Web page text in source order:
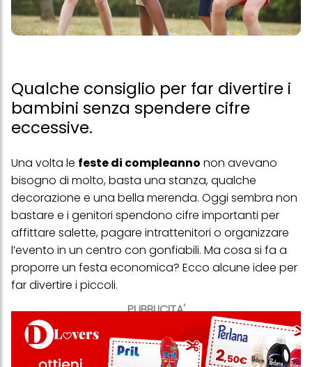
Qualche consiglio per far divertire i
bambini senza spendere cifre
eccessive.
PUBBLICITA'
Una volta le feste di compleanno non avevano
bisogno di molto, basta una stanza, qualche
decorazione e una bella merenda. Oggi sembra non
bastare e i genitori spendono cifre importanti per
affittare salette, pagare intrattenitori o organizzare
l’evento in un centro con gonfiabili. Ma cosa si fa a
proporre un festa economica? Ecco alcune idee per
far divertire i piccoli.